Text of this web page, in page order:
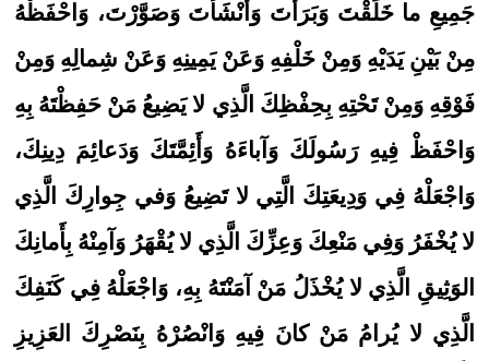
جَمِيعِ ما خَلَقْتَ وَبَرَأْتَ وَأَنْشَأْتَ وَصَوَّرْتَ، وَاحْفَظْهُ
مِنْ بَيْنِ يَدَيْهِ وَمِنْ خَلْفِهِ وَعَنْ يَمِينِهِ وَعَنْ شِمالِهِ وَمِنْ
فَوْقِهِ وَمِنْ تَحْتِهِ بِحِفْظِكَ الَّذِي لا يَضِيعُ مَنْ حَفِظْتَهُ بِهِ
وَاحْفَظْ فِيهِ رَسُولَكَ وَآباءَهُ وَأَئِمَّتَكَ وَدَعائِمَ دِينِكَ،
وَاجْعَلْهُ فِي وَدِيعَتِكَ الَّتِي لا تَضِيعُ وَفي جِوارِكَ الَّذِي
لا يُخْفَرُ وَفِي مَنْعِكَ وَعِزِّكَ الَّذِي لا يُقْهَرُ وَآمِنْهُ بِأَمانِكَ
الوَثِيقِ الَّذِي لا يُخْذَلُ مَنْ آمَنْتَهُ بِهِ، وَاجْعَلْهُ فِي كَنَفِكَ
الَّذِي لا يُرامُ مَنْ كانَ فِيهِ وَانْصُرْهُ بِنَصْرِكَ العَزِيزِ